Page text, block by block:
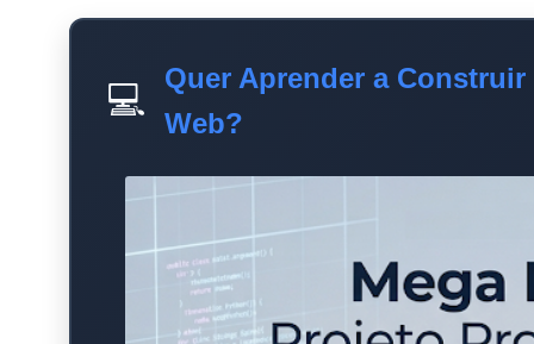
💻
Quer Aprender a
Web?